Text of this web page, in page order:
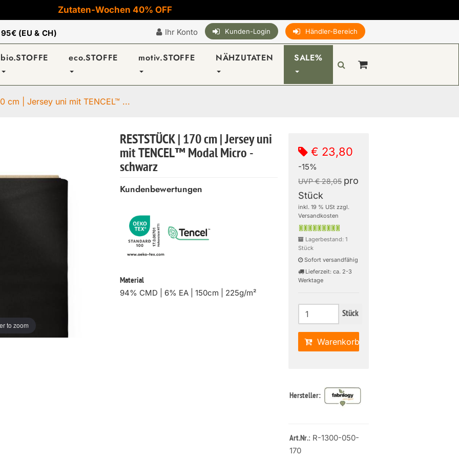
Zutaten-Wochen 40% OFF
95€ (EU & CH) Ihr Konto Kunden-Login Händler-Bereich
bio.STOFFE eco.STOFFE motiv.STOFFE NÄHZUTATEN SALE%
cm | Jersey uni mit TENCEL™ ...
to zoom
RESTSTÜCK | 170 cm | Jersey uni
mit TENCEL™ Modal Micro -
schwarz
Kundenbewertungen
Material
94% CMD | 6% EA | 150cm | 225g/m²
€ 23,80
-15%
UVP € 28,05 pro
Stück
inkl. 19 % USt zzgl.
Versandkosten
Lagerbestand: 1
Stück
Sofort versandfähig
Lieferzeit: ca. 2-3
Werktage
Stück
Warenkorb
Hersteller:
Art.Nr.: R-1300-050-
170